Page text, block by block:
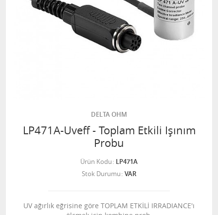
DELTA OHM
LP471A-Uveff - Toplam Etkili Işınım
Probu
Ürün Kodu LP471A
Stok Durumu VAR
UV ağırlık eğrisine göre TOPLAM ETKİLİ IRRADIANCE'ı